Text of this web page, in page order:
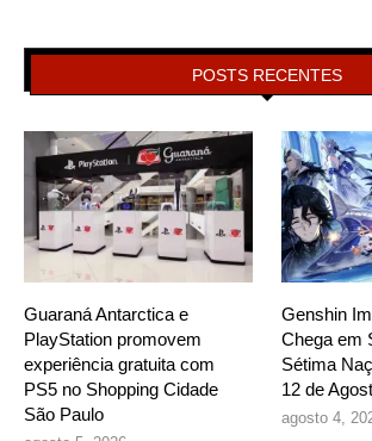
POSTS RECENTES
Guaraná Antarctica e
PlayStation promovem
experiência gratuita com
PS5 no Shopping Cidade
São Paulo
Genshin
Chega em
Sétima
12 de
agosto 4,